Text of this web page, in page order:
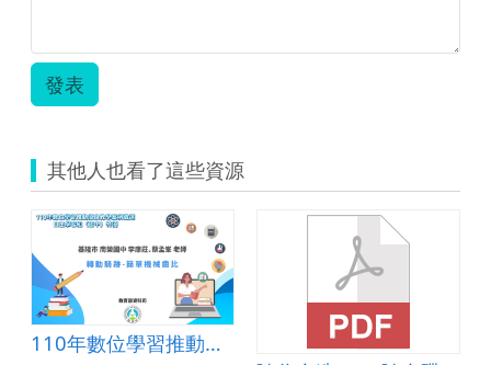
發表
其他人也看了這些資源
110年數位學習推動優良教案-自主學習組(國中)-特優-基隆市南榮國中-蔡孟峯、李康莊老師